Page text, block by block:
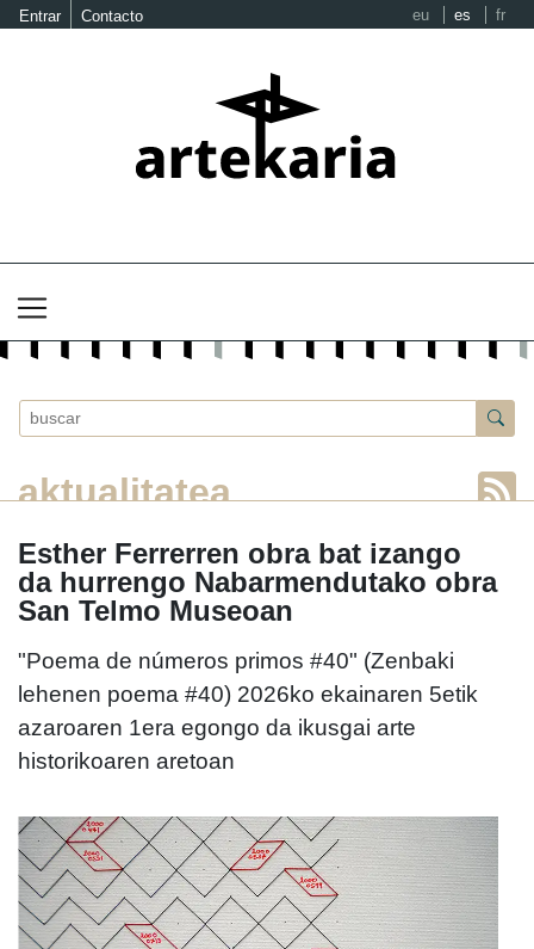
Entrar Contacto eu es fr
aktualitatea
Esther Ferrerren obra bat izango
da hurrengo Nabarmendutako obra
San Telmo Museoan
"Poema de números primos #40" (Zenbaki
lehenen poema #40) 2026ko ekainaren 5etik
azaroaren 1era egongo da ikusgai arte
historikoaren aretoan